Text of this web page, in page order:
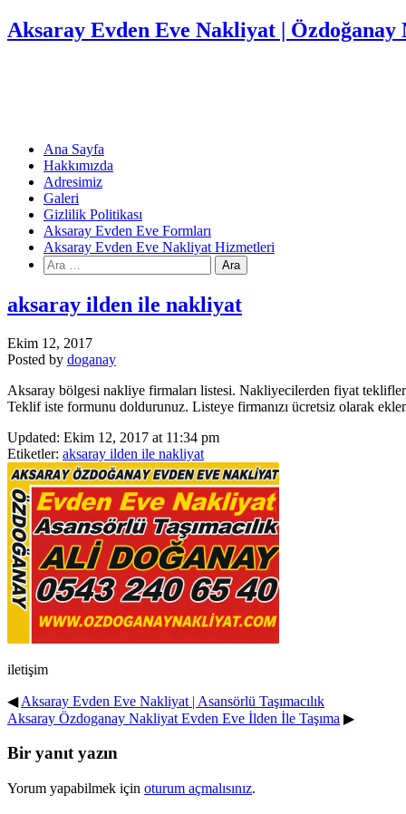
Aksaray Evden Eve Nakliyat | Özdoğanay
Ana Sayfa
Hakkımızda
Adresimiz
Galeri
Gizlilik Politikası
Aksaray Evden Eve Formları
Aksaray Evden Eve Nakliyat Hizmetleri
Arama:
aksaray ilden ile nakliyat
Ekim 12, 2017
Posted by doganay
Aksaray bölgesi nakliye firmaları listesi. Nakliyecilerden fiyat
Teklif iste formunu doldurunuz. Listeye firmanızı ücretsiz olarak
Updated: Ekim 12, 2017 at 11:34 pm
Etiketler: aksaray ilden ile nakliyat
iletişim
◀Aksaray Evden Eve Nakliyat | Asansörlü Taşımacılık
Aksaray Özdoganay Nakliyat Evden Eve İlden İle Taşıma ▶
Bir yanıt yazın
Yorum yapabilmek için oturum açmalısınız.